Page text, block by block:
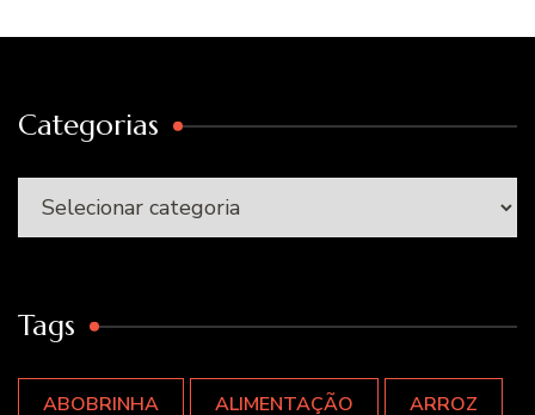
Categorias
Categorias
Tags
ABOBRINHA ALIMENTAÇÃO ARROZ